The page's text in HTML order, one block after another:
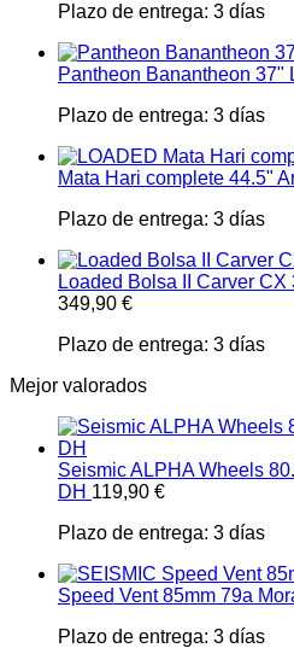
Plazo de entrega: 3 días
Pantheon Banantheon 37"
Plazo de entrega: 3 días
Mata Hari complete 44.5"
Plazo de entrega: 3 días
Loaded Bolsa II Carver
349,90 €
Plazo de entrega: 3 días
Mejor valorados
Seismic ALPHA Wheels
DH 119,90 €
Plazo de entrega: 3 días
Speed Vent 85mm 79a
Plazo de entrega: 3 días